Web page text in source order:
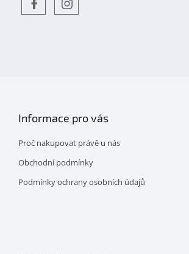
Informace pro vás
Proč nakupovat právě u nás
Obchodní podmínky
Podmínky ochrany osobních údajů